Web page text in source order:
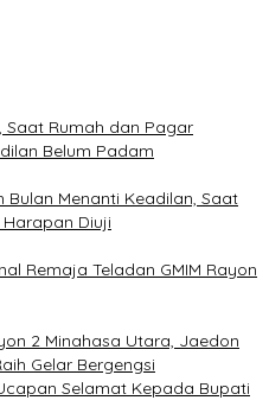
Saat Rumah dan Pagar
Belum Padam
Bulan Menanti Keadilan, Saat
Harapan Diuji
Remaja Teladan GMIM Rayon
2 Minahasa Utara, Jaedon
Gelar Bergengsi
Selamat Kepada Bupati